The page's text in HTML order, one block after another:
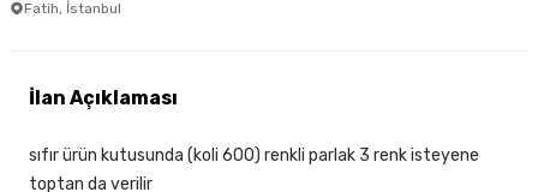
Fatih, İstanbul
İlan Açıklaması
sıfır ürün kutusunda (koli 600) renkli parlak 3 renk isteyene
toptan da verilir